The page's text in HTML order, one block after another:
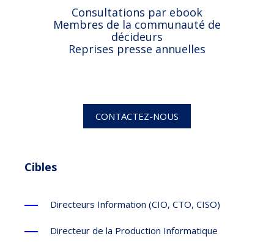
Consultations par ebook
Membres de la communauté de
décideurs
Reprises presse annuelles
CONTACTEZ-NOUS
Cibles
Directeurs Information (CIO, CTO, CISO)
Directeur de la Production Informatique